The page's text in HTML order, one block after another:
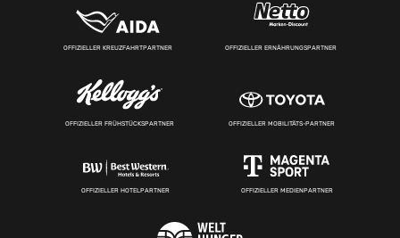
OFFIZIELLER KREUZFAHRTPARTNER OFFIZIELLER ERNÄHRUNGSPARTNER
OFFIZIELLER FRÜHSTÜCKSPARTNER OFFIZIELLER MOBILITÄTS-PARTNER
OFFIZIELLER HOTELPARTNER OFFIZIELLER MEDIENPARTNER